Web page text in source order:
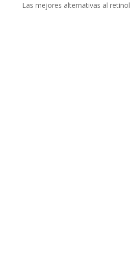
Las mejores alternativas al retinol